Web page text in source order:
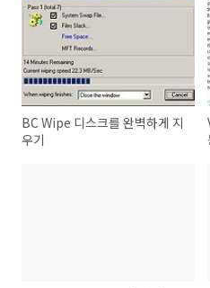
BC Wipe 디스크를 완벽하게 지
우기